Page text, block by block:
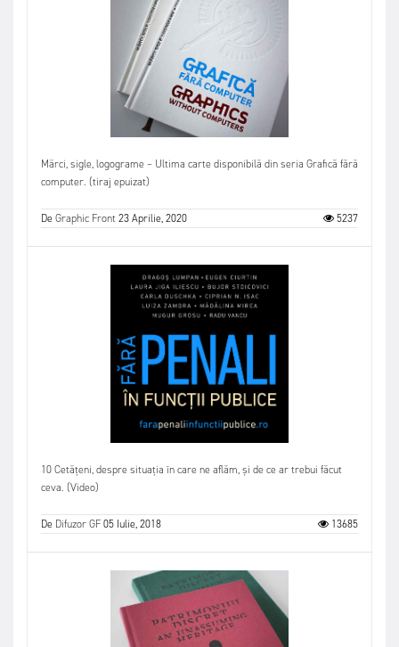
Mărci, sigle, logograme – Ultima carte disponibilă din seria Grafică fără
computer. (tiraj epuizat)
DeGraphic Front23 Aprilie, 2020 5237
10 Cetățeni, despre situația în care ne aflăm, și de ce ar trebui făcut
ceva. (Video)
De Difuzor GF05 Iulie, 2018 13685